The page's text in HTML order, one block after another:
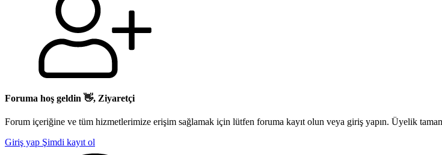
Foruma hoş geldin 👋, Ziyaretçi
Forum içeriğine ve tüm hizmetlerimize erişim sağlamak için lütfen foruma kayıt olun veya giriş yapın. Üyelik
Giriş yap Şimdi kayıt ol